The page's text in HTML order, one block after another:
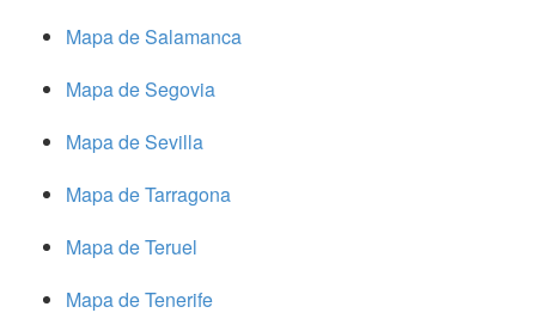
Mapa de Salamanca
Mapa de Segovia
Mapa de Sevilla
Mapa de Tarragona
Mapa de Teruel
Mapa de Tenerife